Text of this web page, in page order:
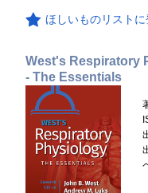
ほしいものリストに
West's Respiratory
- The Essentials